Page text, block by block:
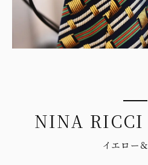
NINA RICCI
イエロー